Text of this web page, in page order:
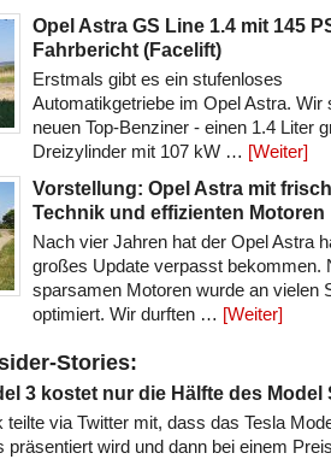
Opel Astra GS Line 1.4 mit 145
Fahrbericht (Facelift)
Erstmals gibt es ein stufenloses
Automatikgetriebe im Opel Astra. Wir
neuen Top-Benziner - einen 1.4 Liter
Dreizylinder mit 107 kW … [Weiter]
Vorstellung: Opel Astra mit
Technik und effizienten Motoren
Nach vier Jahren hat der Opel Astra
großes Update verpasst bekommen.
sparsamen Motoren wurde an vielen
optimiert. Wir durften … [Weiter]
Stories:
3 kostet nur die Hälfte des Model
via Twitter mit, dass das Tesla
präsentiert wird und dann bei einem